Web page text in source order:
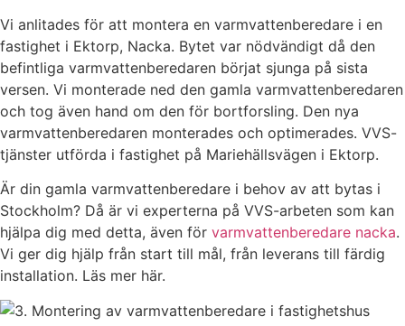
Vi anlitades för att montera en varmvattenberedare i en
fastighet i Ektorp, Nacka. Bytet var nödvändigt då den
befintliga varmvattenberedaren börjat sjunga på sista
versen. Vi monterade ned den gamla varmvattenberedaren
och tog även hand om den för bortforsling. Den nya
varmvattenberedaren monterades och optimerades. VVS-
tjänster utförda i fastighet på Mariehällsvägen i Ektorp.
Är din gamla varmvattenberedare i behov av att bytas i
Stockholm? Då är vi experterna på VVS-arbeten som kan
hjälpa dig med detta, även för varmvattenberedare nacka.
Vi ger dig hjälp från start till mål, från leverans till färdig
installation. Läs mer här.